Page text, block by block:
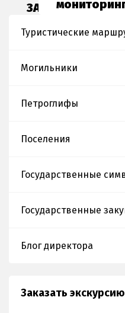
ЗАПОВЕДНИКА
Туристические
Могильники
Петроглифы
Поселения
Государственные
Государственные
Блог директора
Заказать экскурсию